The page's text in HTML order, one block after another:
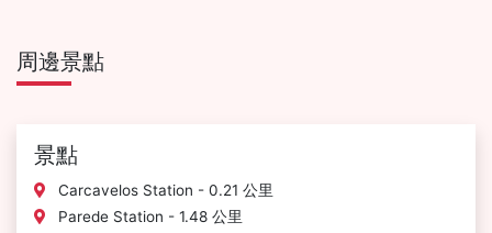
周邊景點
景點
Carcavelos Station - 0.21 公里
Parede Station - 1.48 公里